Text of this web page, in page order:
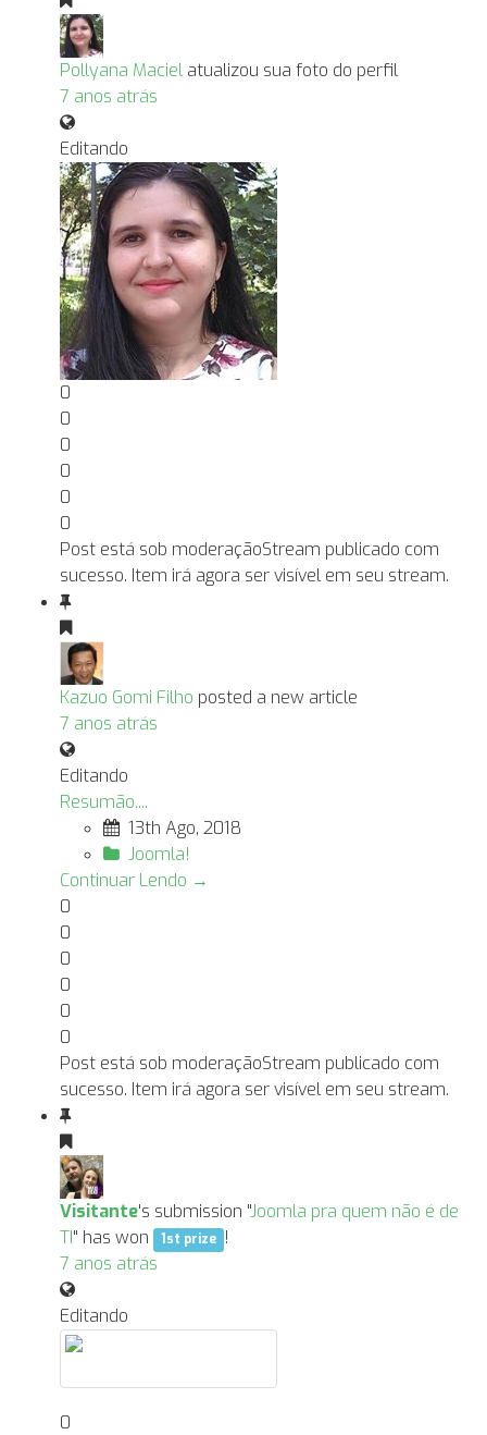
Pollyana Maciel atualizou sua foto do perfil
7 anos atrás
Editando
0
0
0
0
0
0
Post está sob moderaçãoStream publicado com
sucesso. Item irá agora ser visível em seu stream.
Kazuo Gomi Filho posted a new article
7 anos atrás
Editando
Resumão....
13th Ago, 2018
Joomla!
Continuar Lendo →
0
0
0
0
0
0
Post está sob moderaçãoStream publicado com
sucesso. Item irá agora ser visível em seu stream.
Visitante's submission "Joomla pra quem não é de
TI" has won 1st prize !
7 anos atrás
Editando
0